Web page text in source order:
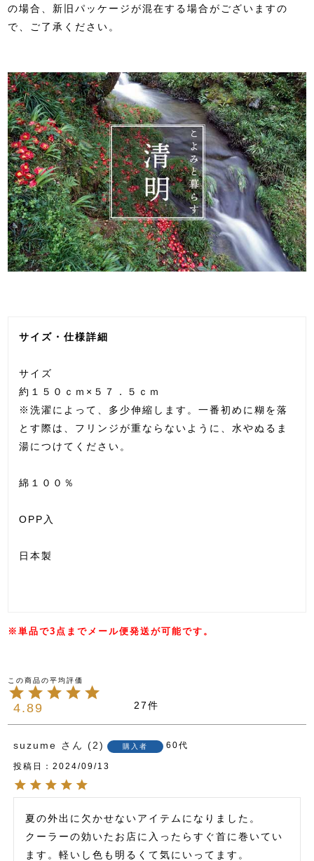
の場合、新旧パッケージが混在する場合がございますの
で、ご了承ください。
サイズ・仕様詳細
サイズ
約１５０ｃｍ×５７．５ｃｍ
※洗濯によって、多少伸縮します。一番初めに糊を落
とす際は、フリンジが重ならないように、水やぬるま
湯につけてください。
綿１００％
OPP入
日本製
※単品で3点までメール便発送が可能です。
4.89 27
suzume 2 購入者 60代
投稿日 2024/09/13
夏の外出に欠かせないアイテムになりました。
クーラーの効いたお店に入ったらすぐ首に巻いてい
ます。軽いし色も明るくて気にいってます。